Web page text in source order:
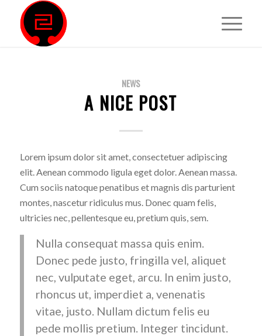
NEWS
A NICE POST
Lorem ipsum dolor sit amet, consectetuer adipiscing
elit. Aenean commodo ligula eget dolor. Aenean massa.
Cum sociis natoque penatibus et magnis dis parturient
montes, nascetur ridiculus mus. Donec quam felis,
ultricies nec, pellentesque eu, pretium quis, sem.
Nulla consequat massa quis enim.
Donec pede justo, fringilla vel, aliquet
nec, vulputate eget, arcu. In enim justo,
rhoncus ut, imperdiet a, venenatis
vitae, justo. Nullam dictum felis eu
pede mollis pretium. Integer tincidunt.